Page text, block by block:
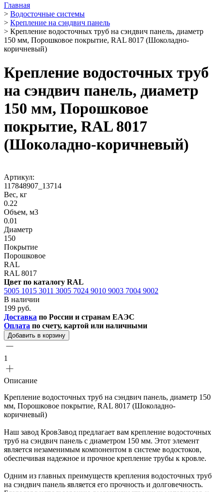
Главная
> Водосточные системы
> Крепление на сэндвич панель
> Крепление водосточных труб на сэндвич панель, диаметр
150 мм, Порошковое покрытие, RAL 8017 (Шоколадно-
коричневый)
Крепление водосточных труб
на сэндвич панель, диаметр
150 мм, Порошковое
покрытие, RAL 8017
(Шоколадно-коричневый)
Артикул:
117848907_13714
Вес, кг
0.22
Объем, м3
0.01
Диаметр
150
Покрытие
Порошковое
RAL
RAL 8017
Цвет по каталогу RAL
5005 1015 3011 3005 7024 9010 9003 7004 9002
В наличии
199 руб.
Доставка по России и странам ЕАЭС
Оплата по счету, картой или наличными
Добавить в корзину
1
Описание
Крепление водосточных труб на сэндвич панель, диаметр 150
мм, Порошковое покрытие, RAL 8017 (Шоколадно-
коричневый)
Наш завод КровЗавод предлагает вам крепление водосточных
труб на сэндвич панель с диаметром 150 мм. Этот элемент
является незаменимым компонентом в системе водостоков,
обеспечивая надежное и прочное крепление трубы к кровле.
Одним из главных преимуществ крепления водосточных труб
на сэндвич панель является его прочность и долговечность.